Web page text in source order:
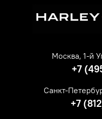
Москва, 1-й
+7
Санкт-
+7